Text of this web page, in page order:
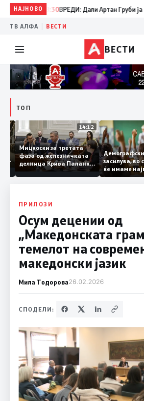
НАЈНОВО
08:30 ВРЕДИ: Дали Артан Груби ја
ТВ АЛФА ВЕСТИ
ВЕСТИ
ТОП
15:20
Во
14:12
Мицкоски за третата
фаза од железничката
делница Крива Паланка
– Деве Баир: Проектот
нема да заврши на
целина
засилува,
ќе имаме
ПРИЛОЗИ
Осум децении од
„Македонската
темелот на
македонски јазик
Мила Тодорова26.02.2026
СПОДЕЛИ: